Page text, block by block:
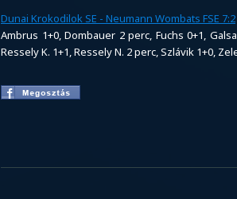
Dunai Krokodilok SE - Neumann Wombats FSE 7:2
Ambrus 1+0, Dombauer 2 perc, Fuchs 0+1,
Ressely K. 1+1, Ressely N. 2 perc, Szlávik 1+0,